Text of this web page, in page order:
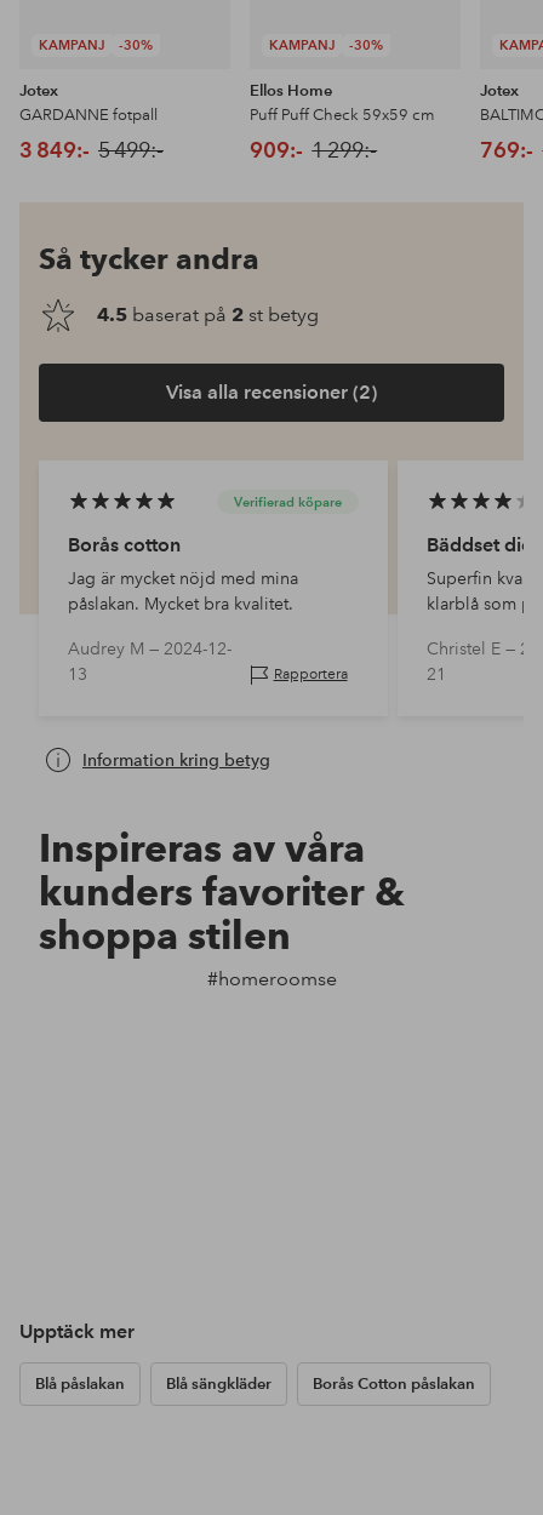
KAMPANJ -30%
Jotex
GARDANNE fotpall
3 849:- 5 499:-
KAMPANJ -30%
Ellos Home
Puff Puff Check 59x59 cm
909:- 1 299:-
Jotex
769:-
Så tycker andra
4.5 baserat på 2 st betyg
Visa alla recensioner (2)
Verifierad köpare
Borås cotton
Jag är mycket nöjd med mina
påslakan. Mycket bra kvalitet.
Audrey M — 2024-12-
13
Rapportera
Bäddset
Superfin
klarblå som
Christel E —
21
Information kring betyg
Inspireras av våra
kunders favoriter &
shoppa stilen
#homeroomse
Upptäck mer
Blå påslakan Blå sängkläder Borås Cotton påslakan